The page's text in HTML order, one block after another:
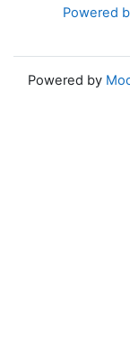
Powered
Powered by